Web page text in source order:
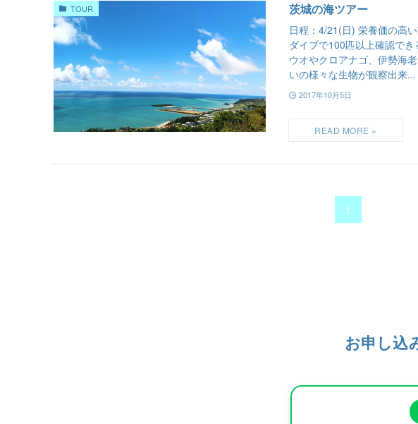
TOUR 茨城の海ツアー
日程：4/21(日) 栄養価の高
ダイブで100匹以上確認で
ウオやクロアナゴ、伊勢海
いの様々な生物が観察出来...
2017年10月5日
1
お申し込